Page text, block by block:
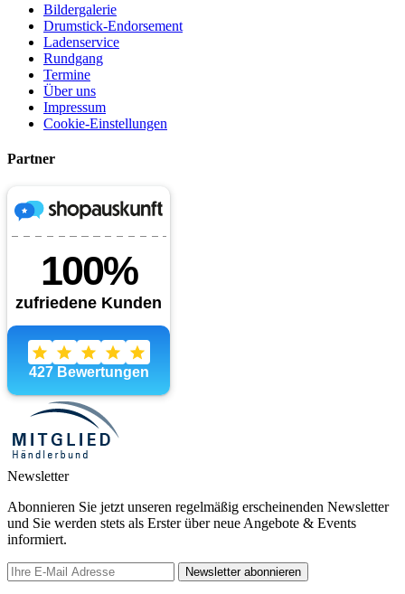
Bildergalerie
Drumstick-Endorsement
Ladenservice
Rundgang
Termine
Über uns
Impressum
Cookie-Einstellungen
Partner
Newsletter
Abonnieren Sie jetzt unseren regelmäßig erscheinenden Newsletter
und Sie werden stets als Erster über neue Angebote & Events
informiert.
Newsletter abonnieren